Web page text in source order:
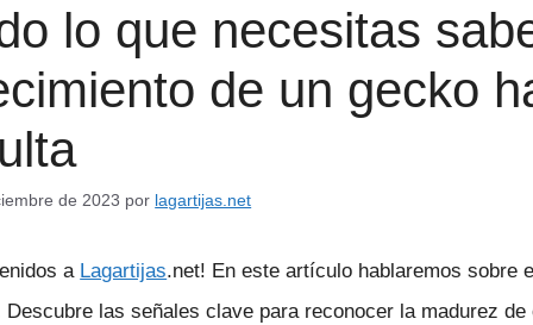
lo que necesitas
de un gecko
de 2023 por lagartijas.net
a Lagartijas.net! En este artículo hablaremos sobre
Descubre las señales clave para reconocer la madurez